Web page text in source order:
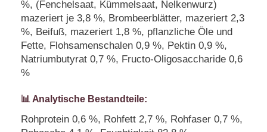
%, (Fenchelsaat, Kümmelsaat, Nelkenwurz)
mazeriert je 3,8 %, Brombeerblätter, mazeriert 2,3
%, Beifuß, mazeriert 1,8 %, pflanzliche Öle und
Fette, Flohsamenschalen 0,9 %, Pektin 0,9 %,
Natriumbutyrat 0,7 %, Fructo-Oligosaccharide 0,6
%
📊 Analytische Bestandteile:
Rohprotein 0,6 %, Rohfett 2,7 %, Rohfaser 0,7 %,